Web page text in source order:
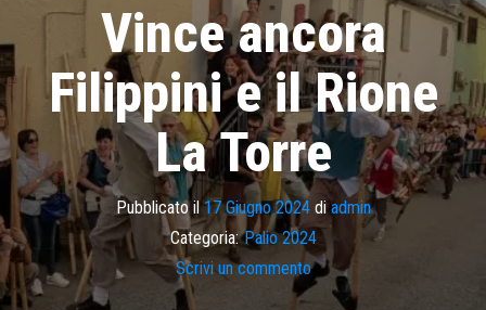
Vince ancora
Filippini e il Rione
La Torre
Pubblicato il 17 Giugno 2024diadmin
Categoria: Palio 2024
Scrivi un commento